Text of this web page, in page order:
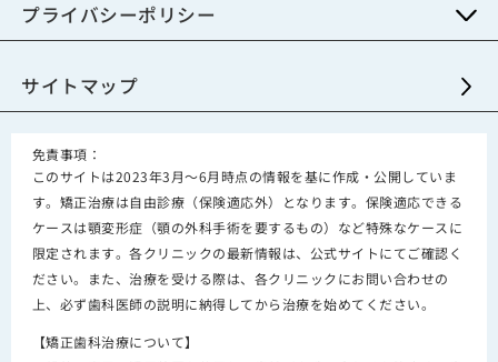
プライバシーポリシー
サイトマップ
免責事項：
このサイトは2023年3月～6月時点の情報を基に作成・公開していま
す。矯正治療は自由診療（保険適応外）となります。保険適応できる
ケースは顎変形症（顎の外科手術を要するもの）など特殊なケースに
限定されます。各クリニックの最新情報は、公式サイトにてご確認く
ださい。また、治療を受ける際は、各クリニックにお問い合わせの
上、必ず歯科医師の説明に納得してから治療を始めてください。
【矯正歯科治療について】